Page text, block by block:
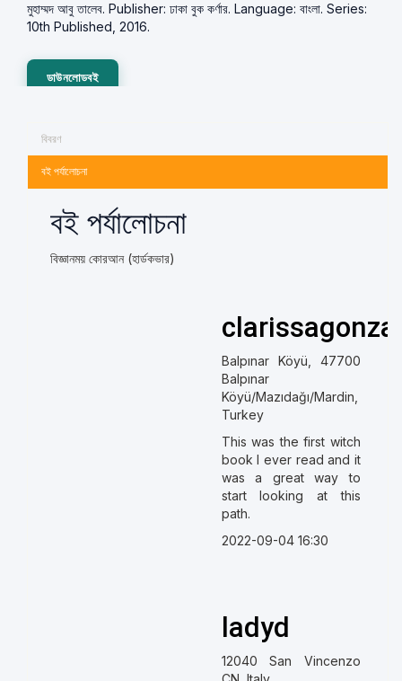
মুহাম্মদ আবু তালেব. Publisher: ঢাকা বুক কর্ণার. Language: বাংলা. Series:
10th Published, 2016.
ডাউনলোডবই
বিবরণ
বই পর্যালোচনা
বই পর্যালোচনা
বিজ্ঞানময় কোরআন (হার্ডকভার)
Balpınar Köyü, 47700
Balpınar
Köyü/Mazıdağı/Mardin,
Turkey
This was the first witch
book I ever read and it
was a great way to
start looking at this
path.
2022-09-04 16:30
ladyd
12040 San Vincenzo